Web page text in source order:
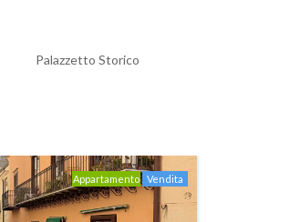
Palazzetto Storico
Vendita
Appartamento